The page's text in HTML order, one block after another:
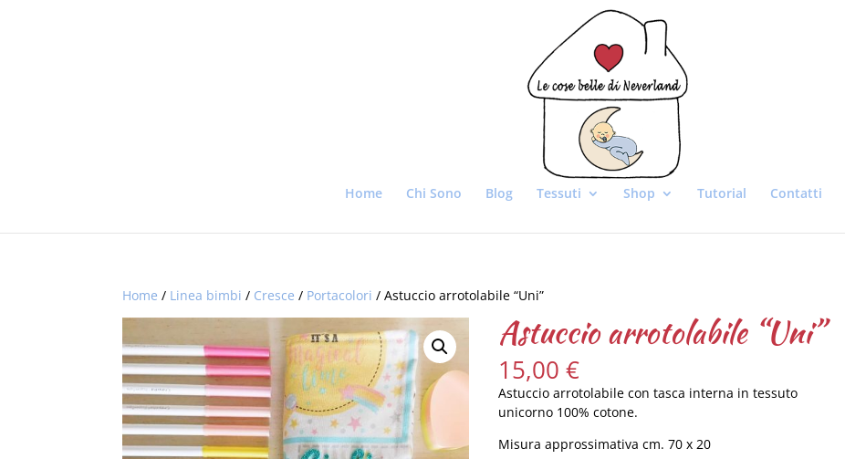
Home Chi Sono Blog Tessuti Shop Tutorial Contatti
Home / Linea bimbi / Cresce / Portacolori / Astuccio arrotolabile “Uni”
Astuccio arrotolabile “Uni”
15,00€
Astuccio arrotolabile con tasca interna in tessuto
unicorno 100% cotone.
Misura approssimativa cm. 70 x 20